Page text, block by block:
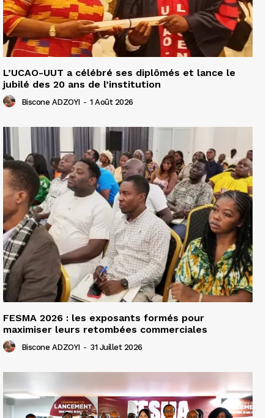
L’UCAO-UUT a célébré ses diplômés et lance le
jubilé des 20 ans de l’institution
Biscone ADZOYI - 1 Août 2026
FESMA 2026 : les exposants formés pour
maximiser leurs retombées commerciales
Biscone ADZOYI - 31 Juillet 2026